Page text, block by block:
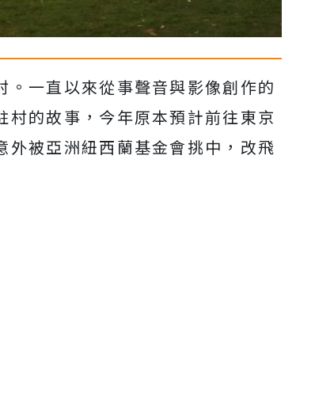
一直以來從事聲音與影像創作的
的故事，今年原本預計前往東京
被亞洲紐西蘭基金會挑中，改飛